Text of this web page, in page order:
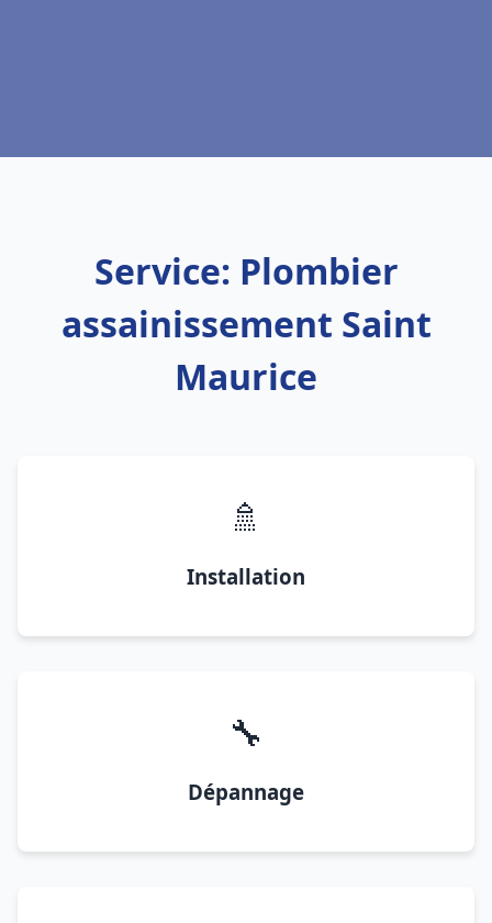
Service: Plombier
assainissement Saint
Maurice
🚿
Installation
🔧
Dépannage